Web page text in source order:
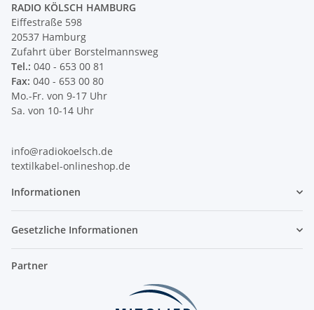
RADIO KÖLSCH HAMBURG
Eiffestraße 598
20537 Hamburg
Zufahrt über Borstelmannsweg
Tel.: 040 - 653 00 81
Fax: 040 - 653 00 80
Mo.-Fr. von 9-17 Uhr
Sa. von 10-14 Uhr
info@radiokoelsch.de
textilkabel-onlineshop.de
Informationen
Gesetzliche Informationen
Partner